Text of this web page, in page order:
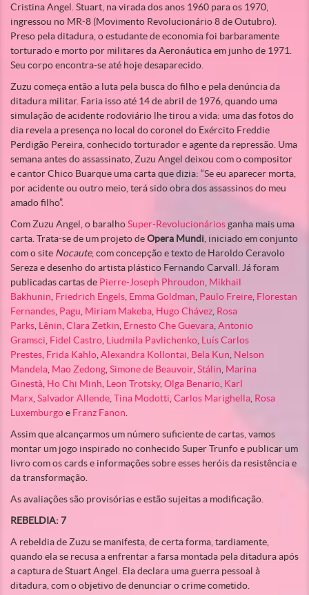
Cristina Angel. Stuart, na virada dos anos 1960 para os 1970,
ingressou no MR-8 (Movimento Revolucionário 8 de Outubro).
Preso pela ditadura, o estudante de economia foi barbaramente
torturado e morto por militares da Aeronáutica em junho de 1971.
Seu corpo encontra-se até hoje desaparecido.
Zuzu começa então a luta pela busca do filho e pela denúncia da
ditadura militar. Faria isso até 14 de abril de 1976, quando uma
simulação de acidente rodoviário lhe tirou a vida: uma das fotos do
dia revela a presença no local do coronel do Exército Freddie
Perdigão Pereira, conhecido torturador e agente da repressão. Uma
semana antes do assassinato, Zuzu Angel deixou com o compositor
e cantor Chico Buarque uma carta que dizia: “Se eu aparecer morta,
por acidente ou outro meio, terá sido obra dos assassinos do meu
amado filho”.
Com Zuzu Angel, o baralhoSuper-Revolucionáriosganha mais uma
carta. Trata-se de um projeto deOpera Mundi , iniciado em conjunto
com o site Nocaute, com concepção e texto de Haroldo Ceravolo
Sereza e desenho do artista plástico Fernando Carvall. Já foram
publicadas cartas de Pierre-Joseph Phroudon Mikhail
Bakhunin Friedrich Engels Emma Goldman Paulo Freire Florestan
Fernandes Pagu Miriam Makeba Hugo Chávez Rosa
Parks Lênin Clara Zetkin Ernesto Che Guevara Antonio
Gramsci Fidel Castro Liudmila Pavlichenko Luís Carlos
Prestes Frida Kahlo Alexandra Kollontai Bela Kun Nelson
Mandela Mao Zedong Simone de Beauvoir, Stálin Marina
Ginestà Ho Chi Minh Leon Trotsky, Olga Benario Karl
Marx Salvador Allende Tina Modotti Carlos Marighella Rosa
Luxemburgoe Franz Fanon
Assim que alcançarmos um número suficiente de cartas, vamos
montar um jogo inspirado no conhecido Super Trunfo e publicar um
livro com os cards e informações sobre esses heróis da resistência e
da transformação.
As avaliações são provisórias e estão sujeitas a modificação.
REBELDIA: 7
A rebeldia de Zuzu se manifesta, de certa forma, tardiamente,
quando ela se recusa a enfrentar a farsa montada pela ditadura após
a captura de Stuart Angel. Ela declara uma guerra pessoal à
ditadura, com o objetivo de denunciar o crime cometido.